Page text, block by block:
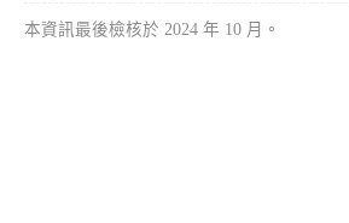
本資訊最後檢核於 2024 年 10 月。